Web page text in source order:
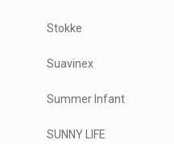
Stokke
Suavinex
Summer Infant
SUNNY LIFE